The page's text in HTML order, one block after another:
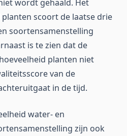
wordt gehaald. Het
scoort de laatse drie
soortensamenstelling
is te zien dat de
planten niet
van de
in de tijd.
water- en
zijn ook